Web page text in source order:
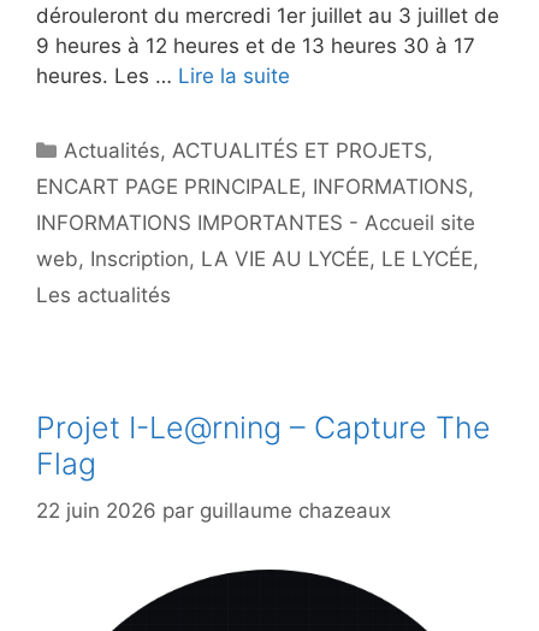
dérouleront du mercredi 1er juillet au 3 juillet de
9 heures à 12 heures et de 13 heures 30 à 17
heures. Les … Lire la suite
Catégories
Actualités,ACTUALITÉS ET PROJETS,
ENCART PAGE PRINCIPALE, INFORMATIONS,
INFORMATIONS IMPORTANTES - Accueil site
web, Inscription, LA VIE AU LYCÉE, LE LYCÉE,
Les actualités
Projet I-Le@rning – Capture The
Flag
22 juin 2026 par guillaume chazeaux